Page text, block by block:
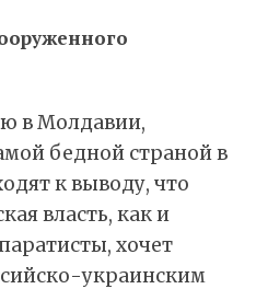
в Молдавии,
бедной страной в
к выводу, что
власть, как и
хочет
украинским